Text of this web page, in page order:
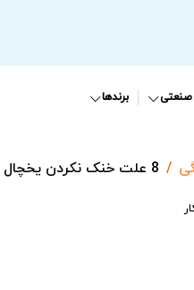
صنعتی برندها
8 علت خنک نکردن یخچال ساید بای ساید سامسونگ